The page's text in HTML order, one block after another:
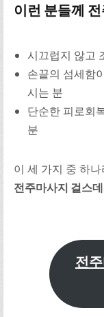
이런 분들께
시끄럽지 않고
손끝의 섬세함
시는 분
단순한 피로회
분
이 세 가지 중 하
전주마사지 걸스
전